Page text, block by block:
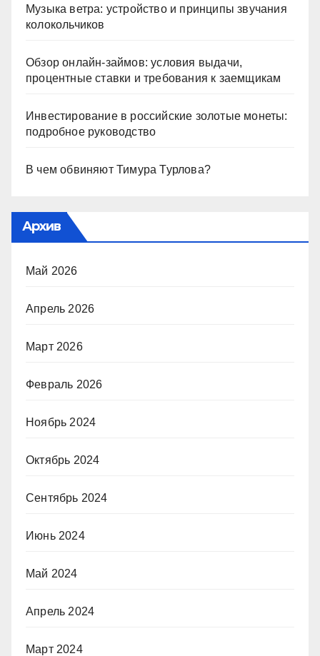
Музыка ветра: устройство и принципы звучания
колокольчиков
Обзор онлайн-займов: условия выдачи,
процентные ставки и требования к заемщикам
Инвестирование в российские золотые монеты:
подробное руководство
В чем обвиняют Тимура Турлова?
Архив
Май 2026
Апрель 2026
Март 2026
Февраль 2026
Ноябрь 2024
Октябрь 2024
Сентябрь 2024
Июнь 2024
Май 2024
Апрель 2024
Март 2024